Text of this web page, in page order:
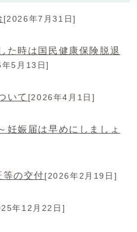
[2026年7月31日]
た時は国民健康保険脱退
5月13日]
いて [2026年4月1日]
娠届は早めにしましょ
等の交付[2026年2月19日]
年12月22日]